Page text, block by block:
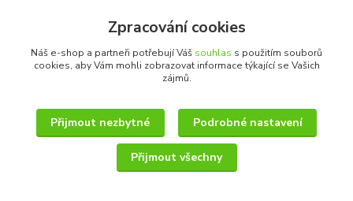
+420 728 830 042
info@pmkshop.cz
Zpracování cookies
Náš e-shop a partneři potřebují Váš souhlas s použitím souborů
cookies, aby Vám mohli zobrazovat informace týkající se Vašich
zájmů.
Přijmout nezbytné Podrobné nastavení
Přijmout všechny